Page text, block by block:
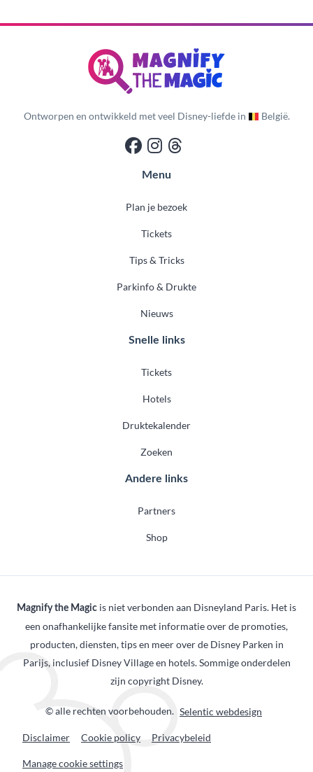
Ontworpen en ontwikkeld met veel Disney-liefde in België.
Menu
Plan je bezoek
Tickets
Tips & Tricks
Parkinfo & Drukte
Nieuws
Snelle links
Tickets
Hotels
Druktekalender
Zoeken
Andere links
Partners
Shop
Magnify the Magic is niet verbonden aan Disneyland Paris. Het is
een onafhankelijke fansite met informatie over de promoties,
producten, diensten, tips en meer over de Disney Parken in
Parijs, inclusief Disney Village en hotels. Sommige onderdelen
zijn copyright Disney.
© alle rechten voorbehouden. Selentic webdesign
Disclaimer Cookie policy Privacybeleid
Manage cookie settings